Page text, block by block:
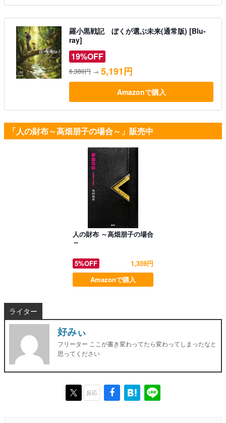
羅小黒戦記 ぼくが選ぶ未来(通常版) [Blu-
ray]
19%OFF
6,380円 → 5,191円
Amazonで購入
「人の財布～高畑朋子の場合～」販売中
人の財布 ～高畑朋子の場合
～
5%OFF
1,359円
Amazonで購入
ライター
好みぃ
フリーター ここが書き変わってたら変わってしまったなと
思ってください
反応